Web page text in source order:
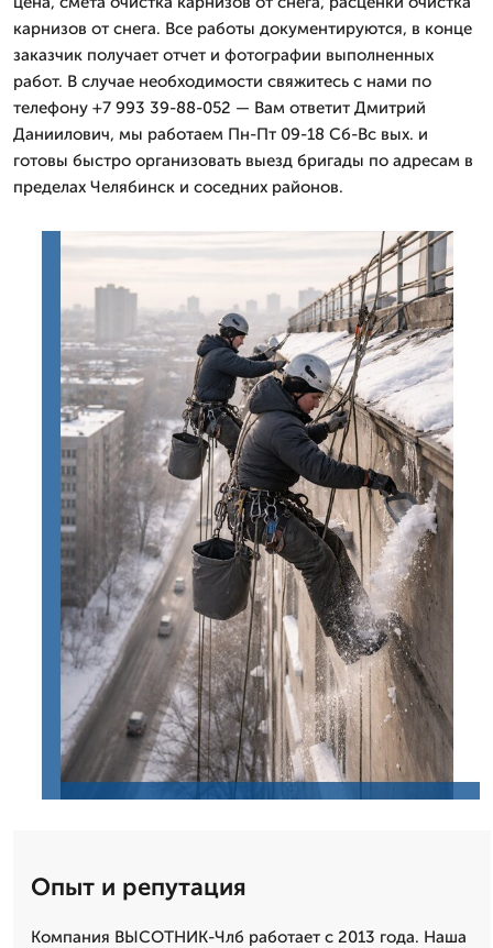
карнизов от снега. Все работы документируются, в конце
заказчик получает отчет и фотографии выполненных
работ. В случае необходимости свяжитесь с нами по
телефону +7 993 39-88-052 — Вам ответит Дмитpий
Даниилович, мы работаем Пн-Пт 09-18 Сб-Вс вых. и
готовы быстро организовать выезд бригады по адресам в
пределах Челябинск и соседних районов.
Опыт и репутация
Компания ВЫСОТНИК-Члб работает с 2013 года. Наша